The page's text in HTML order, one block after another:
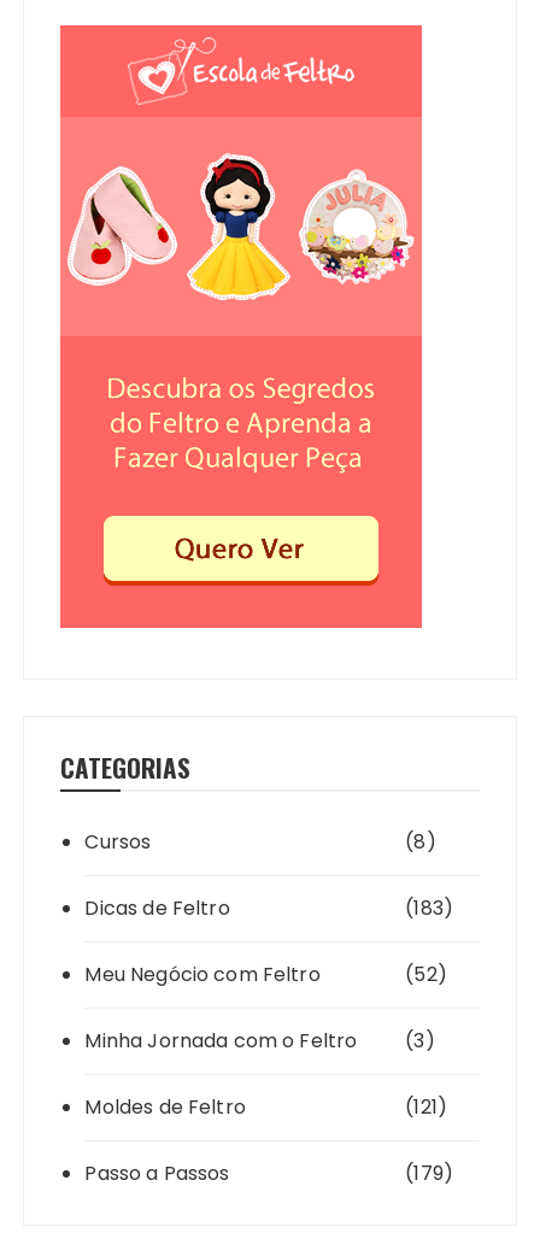
CATEGORIAS
Cursos (8)
Dicas de Feltro (183)
Meu Negócio com Feltro (52)
Minha Jornada com o Feltro (3)
Moldes de Feltro (121)
Passo a Passos (179)